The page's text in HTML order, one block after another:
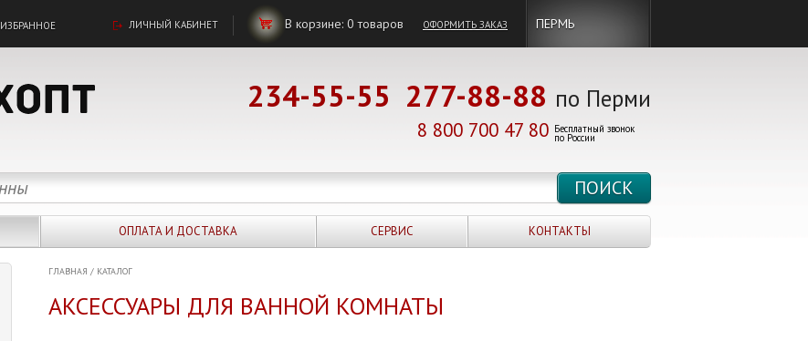
ИЗБРАННОЕ ЛИЧНЫЙ КАБИНЕТ В корзине: 0товаров ОФОРМИТЬ ЗАКАЗ ПЕРМЬ
234-55-55 277-88-88 по Перми
8 800 700 47 80 Бесплатный звонок
по России
ОПЛАТА И ДОСТАВКА СЕРВИС КОНТАКТЫ
ГЛАВНАЯ / КАТАЛОГ
АКСЕССУАРЫ ДЛЯ ВАННОЙ КОМНАТЫ